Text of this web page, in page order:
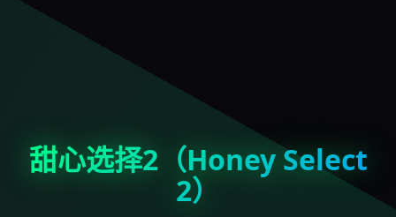
甜心选择2（Honey Select
2）